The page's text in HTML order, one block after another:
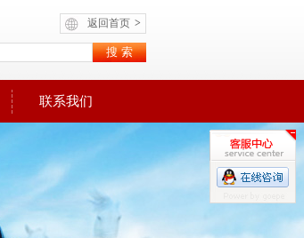
返回首页 >
联系我们